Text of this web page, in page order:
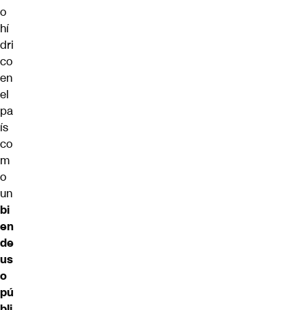
o
hí
dri
co
en
el
pa
ís
co
m
o
un
bi
en
de
us
o
pú